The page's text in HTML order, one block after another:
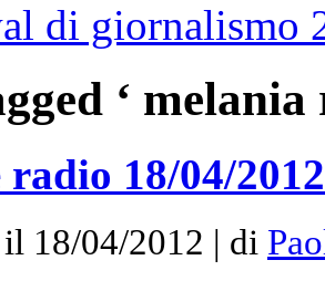
di giornalismo
‘ melania
18/04/
18/04/2012 | di